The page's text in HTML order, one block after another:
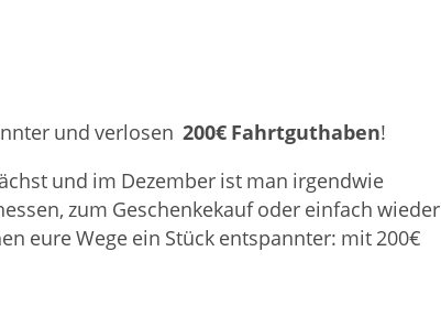
und verlosen 200€ Fahrtguthaben!
und im Dezember ist man irgendwie
zum Geschenkekauf oder einfach wieder
eure Wege ein Stück entspannter: mit 200€